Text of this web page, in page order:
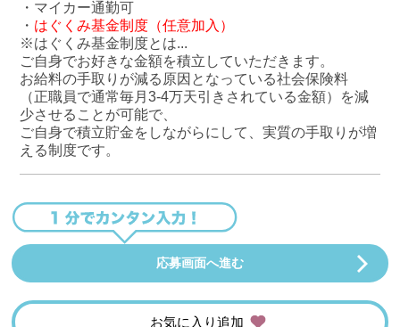
・マイカー通勤可
・ はぐくみ基金制度（任意加入）
※はぐくみ基金制度とは...
ご自身でお好きな金額を積立していただきます。
お給料の手取りが減る原因となっている社会保険料
（正職員で通常毎月3-4万天引きされている金額）を減
少させることが可能で、
ご自身で積立貯金をしながらにして、実質の手取りが増
える制度です。
応募画面へ進む
お気に入り追加